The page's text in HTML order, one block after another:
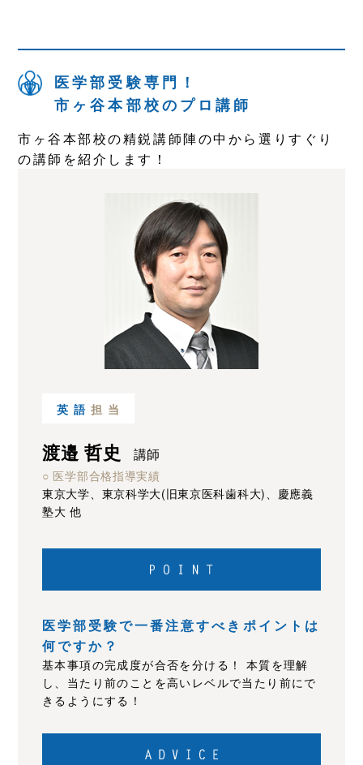
医学部受験専門！
市ヶ谷本部校のプロ講師
市ヶ谷本部校の精鋭講師陣の中から選りすぐり
の講師を紹介します！
英語 担当
渡邉 哲史 講師
○ 医学部合格指導実績
東京大学、東京科学大(旧東京医科歯科大)、慶應義
塾大 他
医学部受験で一番注意すべきポイントは
何ですか？
基本事項の完成度が合否を分ける！ 本質を理解
し、当たり前のことを高いレベルで当たり前にで
きるようにする！